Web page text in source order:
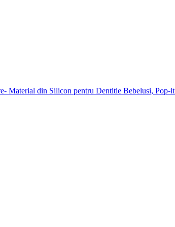
Material din Silicon pentru Dentitie Bebelusi, Pop-it